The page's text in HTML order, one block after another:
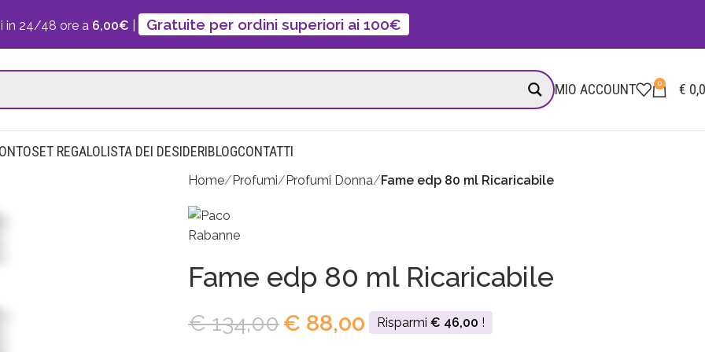
in 24/48 ore a 6,00€ Gratuite per ordini superiori ai 100€
MIO ACCOUNT 0 €
SET REGALOLISTA DEI DESIDERIBLOGCONTATTI
Home Profumi Profumi Donna Fame edp 80 ml Ricaricabile
Fame edp 80 ml Ricaricabile
€134,00€ 88,00 Risparmi € 46,00 !